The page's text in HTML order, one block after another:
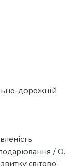
дорожній
/ О.